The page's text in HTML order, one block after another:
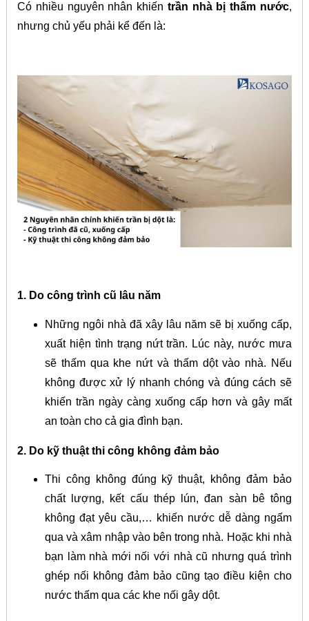
Có nhiều nguyên nhân khiến trần nhà bị thấm nước,
nhưng chủ yếu phải kể đến là:
1. Do công trình cũ lâu năm
Những ngôi nhà đã xây lâu năm sẽ bị xuống cấp,
xuất hiện tình trạng nứt trần. Lúc này, nước mưa
sẽ thấm qua khe nứt và thấm dột vào nhà. Nếu
không được xử lý nhanh chóng và đúng cách sẽ
khiến trần ngày càng xuống cấp hơn và gây mất
an toàn cho cả gia đình bạn.
2. Do kỹ thuật thi công không đảm bảo
Thi công không đúng kỹ thuật, không đảm bảo
chất lượng, kết cấu thép lún, đan sàn bê tông
không đạt yêu cầu,… khiến nước dễ dàng ngấm
qua và xâm nhập vào bên trong nhà. Hoặc khi nhà
bạn làm nhà mới nối với nhà cũ nhưng quá trình
ghép nối không đảm bảo cũng tạo điều kiện cho
nước thấm qua các khe nối gây dột.